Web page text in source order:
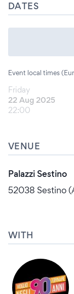
DATES
Event local times
Friday
22 Aug 2025
22:00
VENUE
Palazzi Sestino
52038 Sestino
WITH